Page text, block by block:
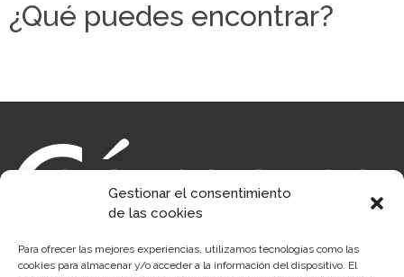
Gestionar el consentimiento
de las cookies
Para ofrecer las mejores experiencias, utilizamos tecnologías como las
cookies para almacenar y/o acceder a la información del dispositivo. El
¿Qué puedes encontrar?